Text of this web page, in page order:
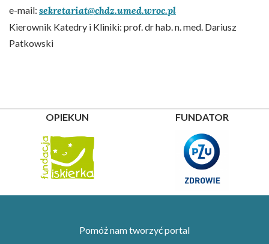
e-mail: sekretariat@chdz.umed.wroc.pl
Kierownik Katedry i Kliniki: prof. dr hab. n. med. Dariusz
Patkowski
OPIEKUN FUNDATOR
Pomóż nam tworzyć portal